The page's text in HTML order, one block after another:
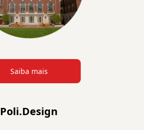
Saiba mais
Poli.Design